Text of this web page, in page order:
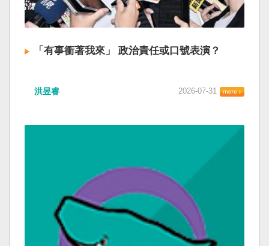
「有事衝著我來」 政治責任或口號表演？
洪昱睿 2026-07-31